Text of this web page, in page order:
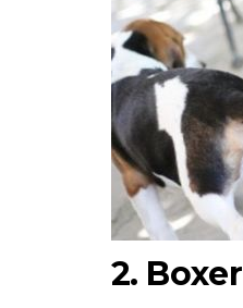
2. Boxer